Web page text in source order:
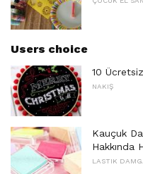
Users choice
10
NAKIŞ
Kauçuk
Hakkında
LASTIK